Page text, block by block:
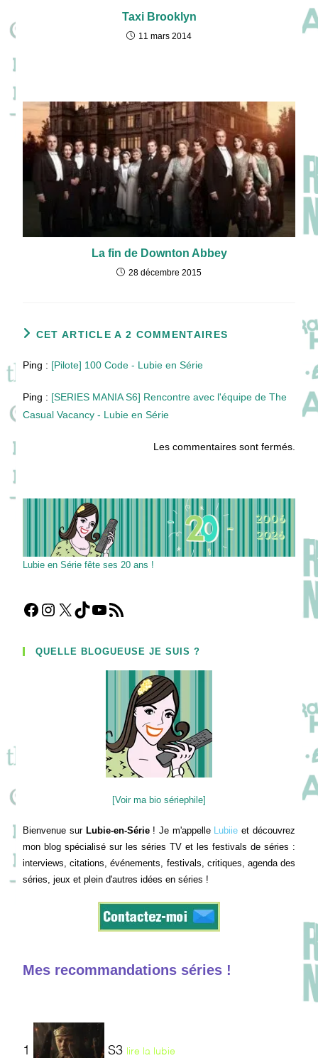
Taxi Brooklyn
11 mars 2014
La fin de Downton Abbey
28 décembre 2015
CET ARTICLE A 2 COMMENTAIRES
Ping : [Pilote] 100 Code - Lubie en Série
Ping : [SERIES MANIA S6] Rencontre avec l'équipe de The
Casual Vacancy - Lubie en Série
Les commentaires sont fermés.
Lubie en Série fête ses 20 ans !
Facebook
Instagram
X TikTokYouTube
Flux RSS
QUELLE BLOGUEUSE JE SUIS ?
[Voir ma bio sériephile]
Bienvenue sur Lubie-en-Série! Je m'appelle Lubiie et découvrez
mon blog spécialisé sur les séries TV et les festivals de séries :
interviews, citations, événements, festivals, critiques, agenda des
séries, jeux et plein d'autres idées en séries !
Mes recommandations séries !
1 S3 lire la lubie